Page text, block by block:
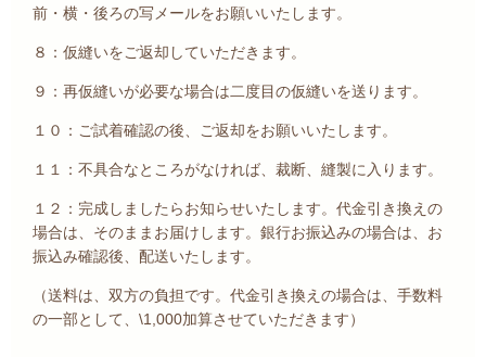
前・横・後ろの写メールをお願いいたします。
８：仮縫いをご返却していただきます。
９：再仮縫いが必要な場合は二度目の仮縫いを送ります。
１０：ご試着確認の後、ご返却をお願いいたします。
１１：不具合なところがなければ、裁断、縫製に入ります。
１２：完成しましたらお知らせいたします。代金引き換えの
場合は、そのままお届けします。銀行お振込みの場合は、お
振込み確認後、配送いたします。
（送料は、双方の負担です。代金引き換えの場合は、手数料
の一部として、\1,000加算させていただきます）